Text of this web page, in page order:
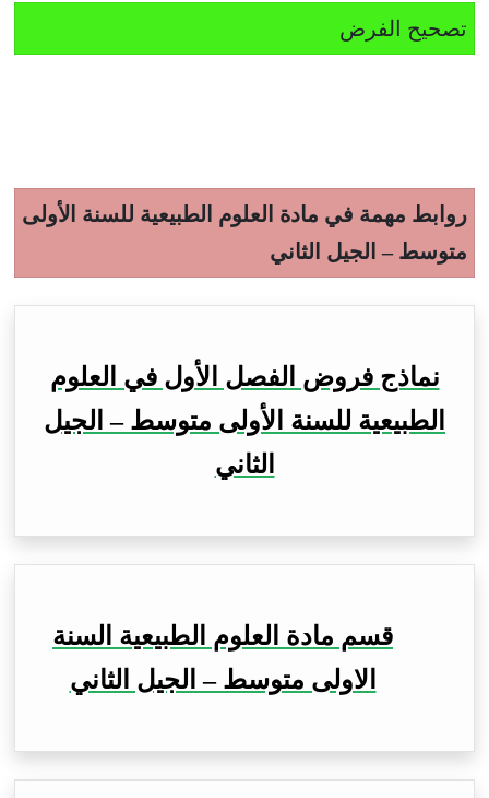
تصحيح الفرض
روابط مهمة في مادة العلوم الطبيعية للسنة الأولى
متوسط – الجيل الثاني
نماذج فروض الفصل الأول في العلوم
الطبيعية للسنة الأولى متوسط – الجيل
الثاني
قسم مادة العلوم الطبيعية السنة
الاولى متوسط – الجيل الثاني